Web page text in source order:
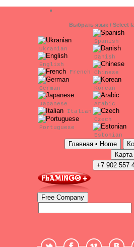
Выбрать язык / Select
Ukranian
English
French
German
Japanese
Italian
Portuguese
Spanish
Danish
Chinese
Korean
Arabic
Czech
Estonian